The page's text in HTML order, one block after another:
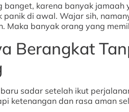
banget, karena banyak
panik di awal. Wajar sih,
Maka banyak orang yang
Berangkat
sadar setelah ikut
ketenangan dan rasa aman